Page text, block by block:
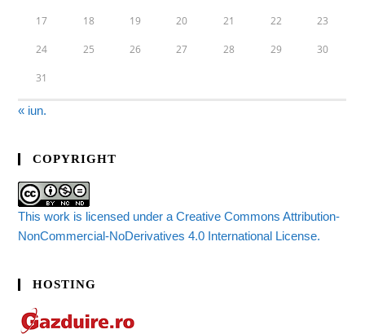
17 18 19 20 21 22 23
24 25 26 27 28 29 30
31
« iun.
COPYRIGHT
This work is licensed under a Creative Commons Attribution-
NonCommercial-NoDerivatives 4.0 International License.
HOSTING